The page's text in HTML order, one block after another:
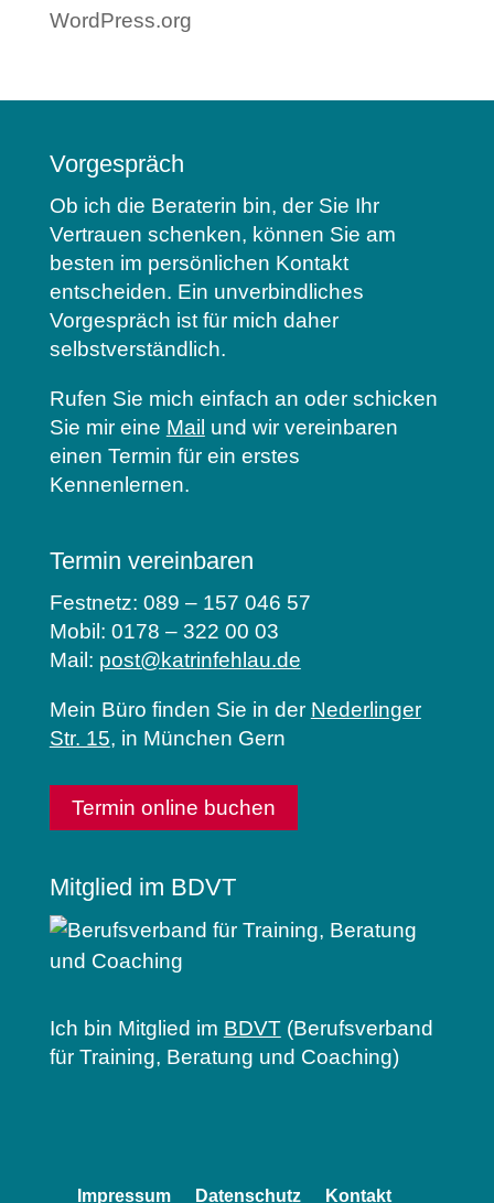
WordPress.org
Vorgespräch
Ob ich die Beraterin bin, der Sie Ihr
Vertrauen schenken, können Sie am
besten im persönlichen Kontakt
entscheiden. Ein unverbindliches
Vorgespräch ist für mich daher
selbstverständlich.
Rufen Sie mich einfach an oder schicken
Sie mir eine Mail und wir vereinbaren
einen Termin für ein erstes
Kennenlernen.
Termin vereinbaren
Festnetz: 089 – 157 046 57
Mobil: 0178 – 322 00 03
Mail: post@katrinfehlau.de
Mein Büro finden Sie in der Nederlinger
Str. 15, in München Gern
Termin online buchen
Mitglied im BDVT
Ich bin Mitglied im BDVT(Berufsverband
für Training, Beratung und Coaching)
Impressum Datenschutz Kontakt